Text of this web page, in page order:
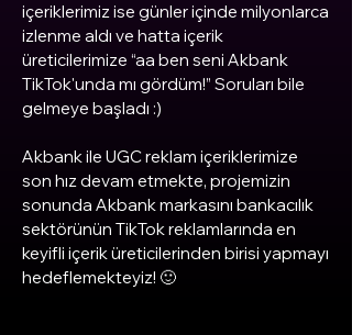
içeriklerimiz ise günler içinde milyonlarca
izlenme aldı ve hatta içerik
üreticilerimize “aa ben seni Akbank
TikTok'unda mı gördüm!” Soruları bile
gelmeye başladı :)
Akbank ile UGC reklam içeriklerimize
son hız devam etmekte, projemizin
sonunda Akbank markasını bankacılık
sektörünün TikTok reklamlarında en
keyifli içerik üreticilerinden birisi yapmayı
hedeflemekteyiz! 🙂